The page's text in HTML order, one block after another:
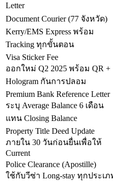
Letter
Document Courier (77 จังหวัด)
Kerry/EMS Express พร้อม
Tracking ทุกขั้นตอน
Visa Sticker Fee
ออกใหม่ Q2 2025 พร้อม QR +
Hologram กันการปลอม
Premium Bank Reference Letter
ระบุ Average Balance 6 เดือน
แทน Closing Balance
Property Title Deed Update
ภายใน 30 วันก่อนยื่นเพื่อให้
Current
Police Clearance (Apostille)
ใช้กับวีซ่า Long-stay ทุกประเภ